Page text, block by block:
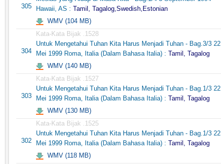
305
Hawaii, AS : Tamil, Tagalog,Swedish,Estonian
WMV (104 MB)
304
Kata-Kata Bijak .1528
Untuk Mengetahui Tuhan Kita Harus Menjadi Tuhan - Bag.3/3 22
Mei 1999 Roma, Italia (Dalam Bahasa Italia) : Tamil, Tagalog
WMV (140 MB)
303
Kata-Kata Bijak .1527
Untuk Mengetahui Tuhan Kita Harus Menjadi Tuhan - Bag.1/3 22
Mei 1999 Roma, Italia (Dalam Bahasa Italia) : Tamil, Tagalog
WMV (130 MB)
302
Kata-Kata Bijak .1525
Untuk Mengetahui Tuhan Kita Harus Menjadi Tuhan - Bag.1/3 22
Mei 1999 Roma, Italia (Dalam Bahasa Italia) : Tamil, Tagalog
WMV (118 MB)